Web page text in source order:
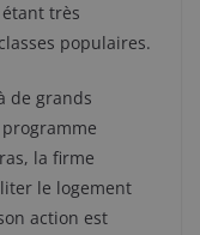
très
populaires.
de grands
la firme
le logement
action est